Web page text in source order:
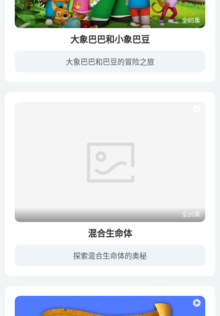
全65集
大象巴巴和小象巴豆
大象巴巴和巴豆的冒险之旅
全26集
混合生命体
探索混合生命体的奥秘